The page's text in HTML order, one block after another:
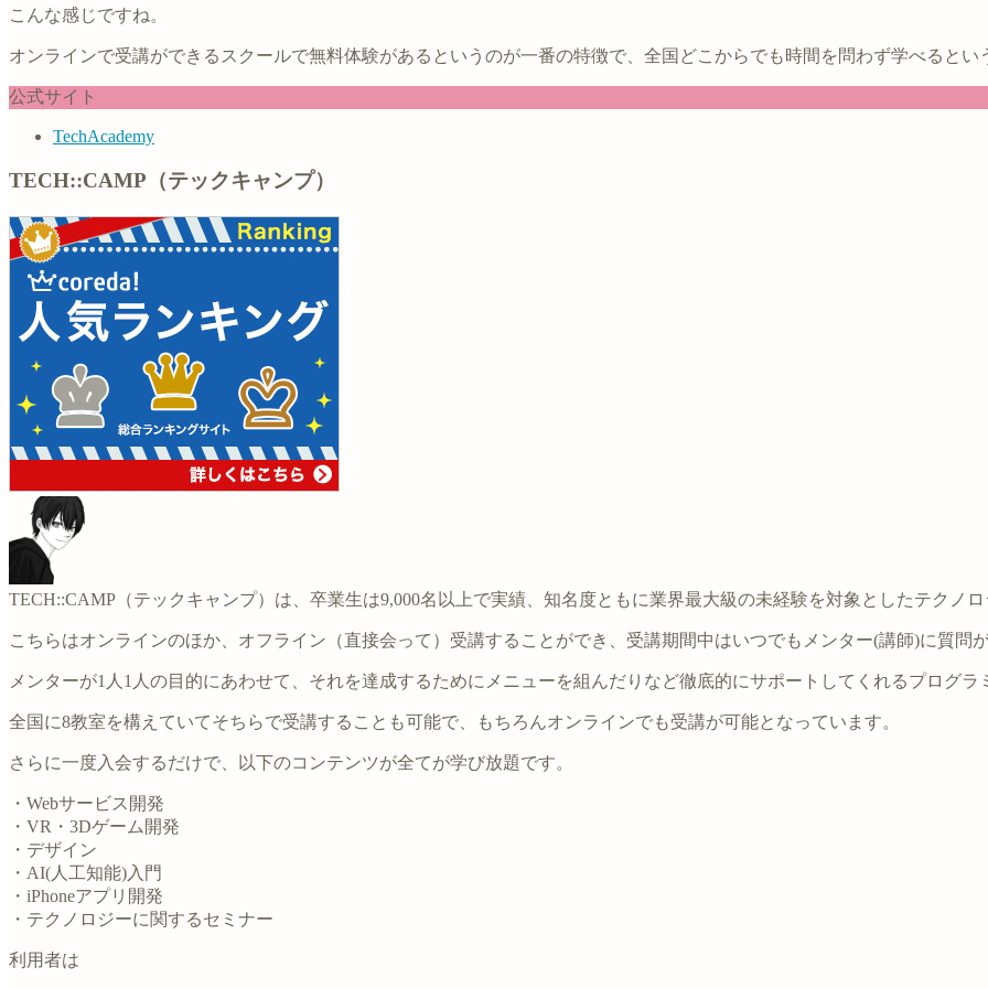
こんな感じですね。
オンラインで受講ができるスクールで無料体験があるというのが一番の特徴で、全国どこからでも時間を問わず学べるとい
公式サイト
TechAcademy
TECH::CAMP（テックキャンプ）
TECH::CAMP（テックキャンプ）は、卒業生は9,000名以上で実績、知名度ともに業界最大級の未経験を対象としたテクノロ
こちらはオンラインのほか、オフライン（直接会って）受講することができ、受講期間中はいつでもメンター(講師)に質問が
メンターが1人1人の目的にあわせて、それを達成するためにメニューを組んだりなど徹底的にサポートしてくれるプログラ
全国に8教室を構えていてそちらで受講することも可能で、もちろんオンラインでも受講が可能となっています。
さらに一度入会するだけで、以下のコンテンツが全てが学び放題です。
・Webサービス開発
・VR・3Dゲーム開発
・デザイン
・AI(人工知能)入門
・iPhoneアプリ開発
・テクノロジーに関するセミナー
利用者は